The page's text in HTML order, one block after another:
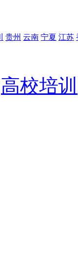
贵州 云南 宁夏 江苏
高校培训